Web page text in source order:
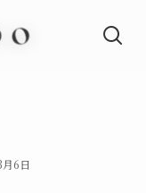
6日